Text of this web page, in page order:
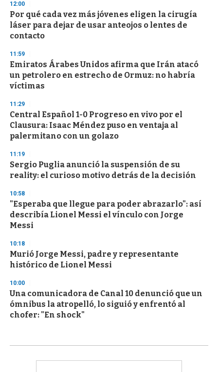
3
s
e
c
o
d
s
12:00
Por qué cada vez más jóvenes eligen la cirugía
láser para dejar de usar anteojos o lentes de
contacto
11:59
Emiratos Árabes Unidos afirma que Irán atacó
un petrolero en estrecho de Ormuz: no habría
víctimas
11:29
Central Español 1-0 Progreso en vivo por el
Clausura: Isaac Méndez puso en ventaja al
palermitano con un golazo
11:19
Sergio Puglia anunció la suspensión de su
reality: el curioso motivo detrás de la decisión
10:58
"Esperaba que llegue para poder abrazarlo": así
describía Lionel Messi el vínculo con Jorge
Messi
10:18
Murió Jorge Messi, padre y representante
histórico de Lionel Messi
10:00
Una comunicadora de Canal 10 denunció que un
ómnibus la atropelló, lo siguió y enfrentó al
chofer: "En shock"